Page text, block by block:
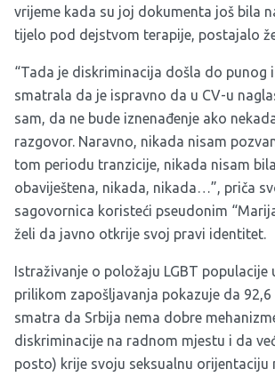
vrijeme kada su joj dokumenta još bila
tijelo pod dejstvom terapije, postajalo
“Tada je diskriminacija došla do punog
smatrala da je ispravno da u CV-u
sam, da ne bude iznenađenje ako
razgovor. Naravno, nikada nisam
tom periodu tranzicije, nikada nisam
obaviještena, nikada, nikada…”, priča
sagovornica koristeći pseudonim
želi da javno otkrije svoj pravi identitet.
Istraživanje o položaju LGBT populacije
prilikom zapošljavanja pokazuje da
smatra da Srbija nema dobre
diskriminacije na radnom mjestu i da
posto) krije svoju seksualnu orijentaciju